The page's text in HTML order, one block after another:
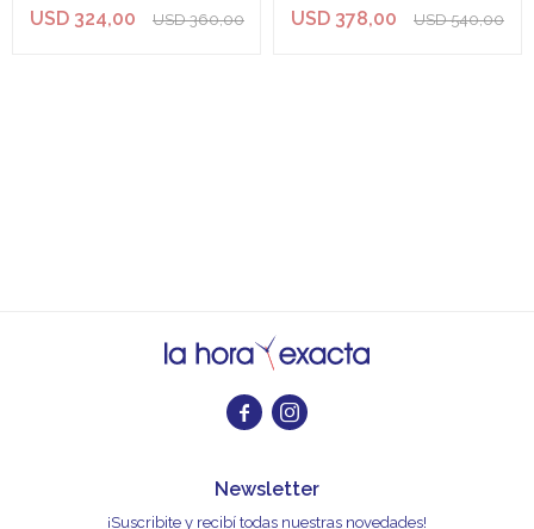
USD 324,00 USD 360,00 USD 378,00 USD 540,00
 
Newsletter
¡Suscribite y recibí todas nuestras novedades!